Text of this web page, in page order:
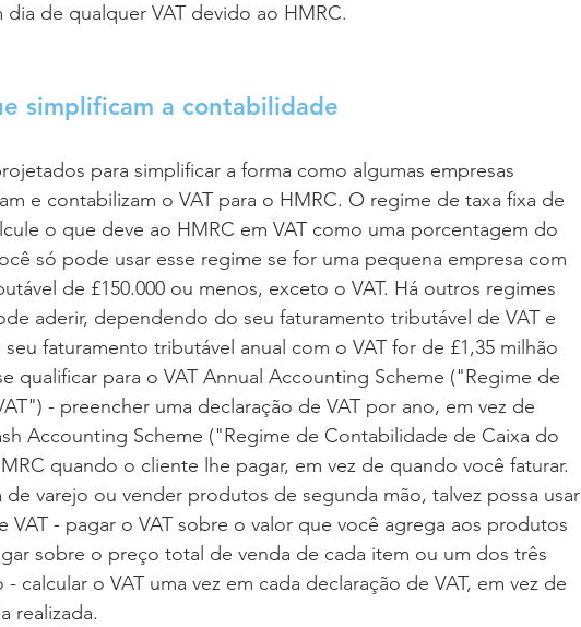
de qualquer VAT devido ao HMRC.
simplificam a contabilidade
para simplificar a forma como algumas empresas
e contabilizam o VAT para o HMRC. O regime de taxa fixa de
o que deve ao HMRC em VAT como uma porcentagem do
só pode usar esse regime se for uma pequena empresa com
de £150.000 ou menos, exceto o VAT. Há outros regimes
aderir, dependendo do seu faturamento tributável de VAT e
faturamento tributável anual com o VAT for de £1,35 milhão
qualificar para o VAT Annual Accounting Scheme ("Regime de
- preencher uma declaração de VAT por ano, em vez de
Accounting Scheme ("Regime de Contabilidade de Caixa do
quando o cliente lhe pagar, em vez de quando você faturar.
de varejo ou vender produtos de segunda mão, talvez possa usar
VAT - pagar o VAT sobre o valor que você agrega aos produtos
sobre o preço total de venda de cada item ou um dos três
calcular o VAT uma vez em cada declaração de VAT, em vez de
realizada.